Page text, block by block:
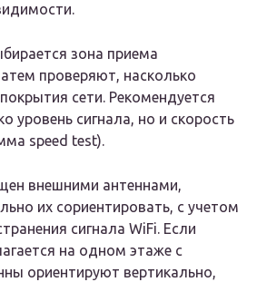
зона приема
проверяют, насколько
сети. Рекомендуется
уровень сигнала, но и скорость
speed test).
внешними антеннами,
их сориентировать, с учетом
сигнала WiFi. Если
на одном этаже с
ориентируют вертикально,